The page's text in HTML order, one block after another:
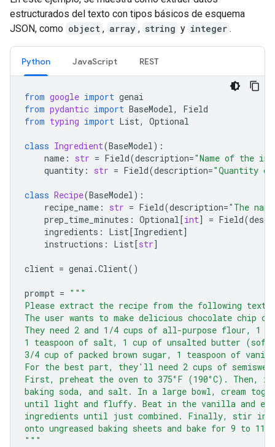
estructurados del texto con tipos básicos de esquema
JSON, como object , array , string y integer .
Python JavaScript REST
from google import genai
from pydantic import BaseModel,
Field
from typing import List, Optional
class Ingredient(BaseModel):
name : str = Field(description="Name of the
quantity : str = Field(description="Quantity
class Recipe(BaseModel):
recipe_name : str = Field(description="The
prep_time_minutes : Optional[int] = Field(
ingredients : List[Ingredient]
instructions : List[str]
client = genai .Client()
prompt = """
Please extract the recipe from the following text.
The user wants to make delicious chocolate chip
They need 2 and 1/4 cups of all-purpose flour, 1
1 teaspoon of salt, 1 cup of unsalted butter
3/4 cup of packed brown sugar, 1 teaspoon of
For the best part, they'll need 2 cups of
First, preheat the oven to 375°F (190°C). Then,
baking soda, and salt. In a large bowl, cream
until light and fluffy. Beat in the vanilla and
ingredients until just combined. Finally, stir in
onto ungreased baking sheets and bake for 9 to 11
"""